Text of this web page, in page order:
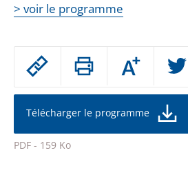
Passer
partage
de
l'article
pour
Augmenter
ou
la
de
police
Télécharger le programme
PDF - 159 Ko
> voir le programme